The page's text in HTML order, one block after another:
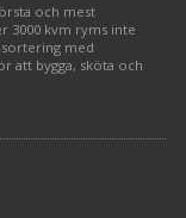
och mest
3000 kvm ryms inte
sortering med
att bygga, sköta och